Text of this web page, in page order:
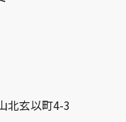
北玄以町4-3